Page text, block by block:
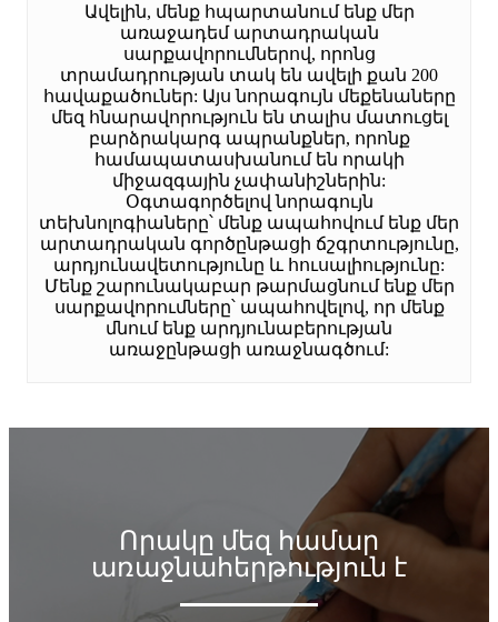
Ավելին, մենք հպարտանում ենք մեր
առաջադեմ արտադրական
սարքավորումներով, որոնց
տրամադրության տակ են ավելի քան 200
հավաքածուներ: Այս նորագույն մեքենաները
մեզ հնարավորություն են տալիս մատուցել
բարձրակարգ ապրանքներ, որոնք
համապատասխանում են որակի
միջազգային չափանիշներին:
Օգտագործելով նորագույն
տեխնոլոգիաները՝ մենք ապահովում ենք մեր
արտադրական գործընթացի ճշգրտությունը,
արդյունավետությունը և հուսալիությունը:
Մենք շարունակաբար թարմացնում ենք մեր
սարքավորումները՝ ապահովելով, որ մենք
մնում ենք արդյունաբերության
առաջընթացի առաջնագծում:
Որակը մեզ համար
առաջնահերթություն է